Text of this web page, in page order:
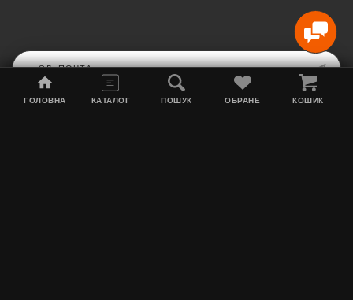
ГОЛОВНА КАТАЛОГ ПОШУК ОБРАНЕ КОШИК